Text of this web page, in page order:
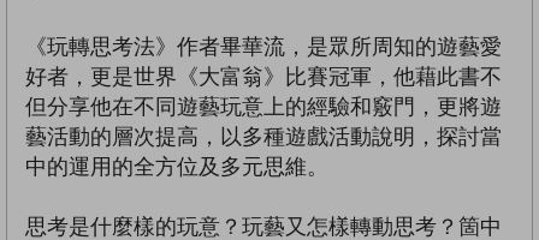
《玩轉思考法》作者畢華流，是眾所周知的遊藝愛
好者，更是世界《大富翁》比賽冠軍，他藉此書不
但分享他在不同遊藝玩意上的經驗和竅門，更將遊
藝活動的層次提高，以多種遊戲活動說明，探討當
中的運用的全方位及多元思維。
思考是什麼樣的玩意？玩藝又怎樣轉動思考？箇中